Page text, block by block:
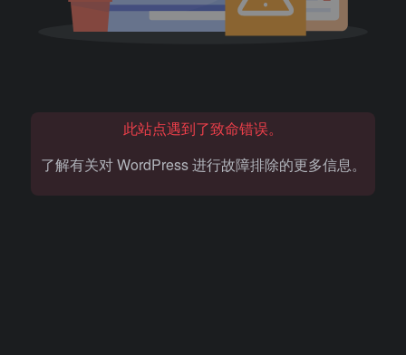
此站点遇到了致命错误。
了解有关对 WordPress 进行故障排除的更多信息。